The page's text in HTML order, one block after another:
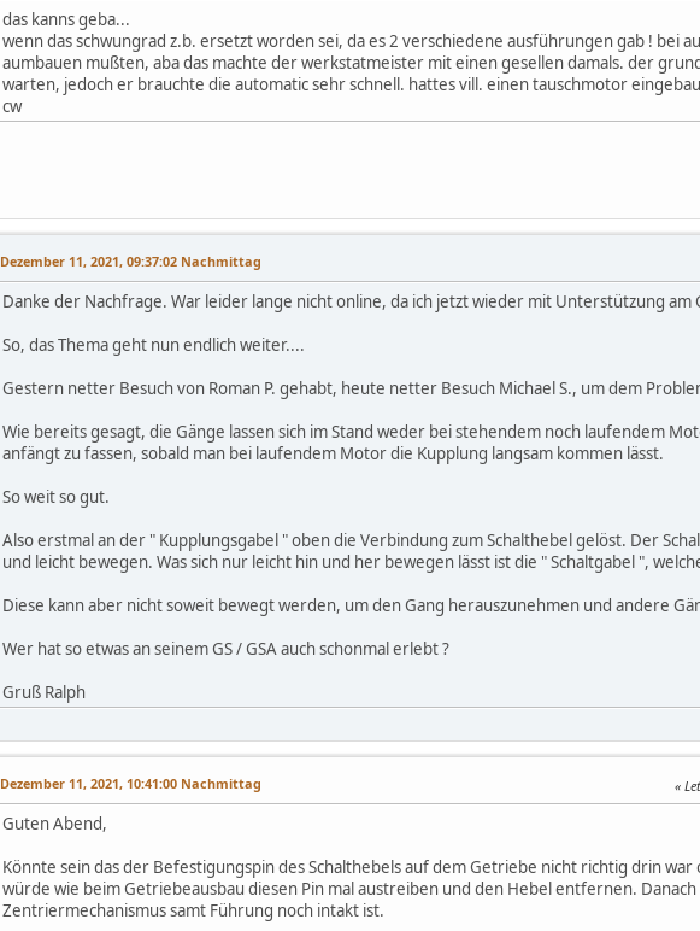
das kanns geba...
wenn das schwungrad z.b. ersetzt worden sei, da es 2 verschiedene ausführungen gab ! bei
aumbauen mußten, aba das machte der werkstatmeister mit einen gesellen damals. der
warten, jedoch er brauchte die automatic sehr schnell. hattes vill. einen tauschmotor
cw
Dezember 11, 2021, 09:37:02 Nachmittag
Danke der Nachfrage. War leider lange nicht online, da ich jetzt wieder mit Unterstützung am
So, das Thema geht nun endlich weiter....
Gestern netter Besuch von Roman P. gehabt, heute netter Besuch Michael S., um dem
Wie bereits gesagt, die Gänge lassen sich im Stand weder bei stehendem noch laufendem
anfängt zu fassen, sobald man bei laufendem Motor die Kupplung langsam kommen lässt.
So weit so gut.
Also erstmal an der " Kupplungsgabel " oben die Verbindung zum Schalthebel gelöst. Der
und leicht bewegen. Was sich nur leicht hin und her bewegen lässt ist die " Schaltgabel ",
Diese kann aber nicht soweit bewegt werden, um den Gang herauszunehmen und andere
Wer hat so etwas an seinem GS / GSA auch schonmal erlebt ?
Gruß Ralph
Dezember 11, 2021, 10:41:00 Nachmittag
Guten Abend,
Könnte sein das der Befestigungspin des Schalthebels auf dem Getriebe nicht richtig drin
würde wie beim Getriebeausbau diesen Pin mal austreiben und den Hebel entfernen.
Zentriermechanismus samt Führung noch intakt ist.